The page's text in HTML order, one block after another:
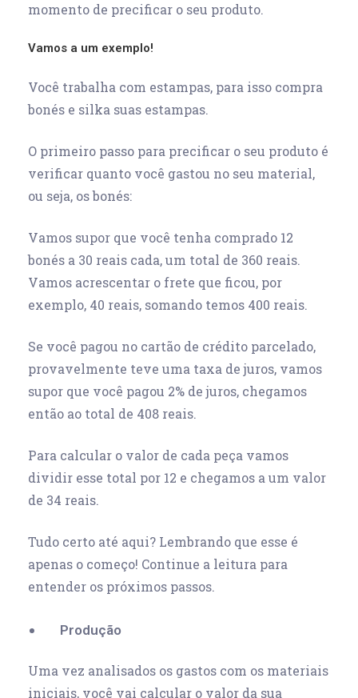
momento de precificar o seu produto.
Vamos a um exemplo!
Você trabalha com estampas, para isso compra
bonés e silka suas estampas.
O primeiro passo para precificar o seu produto é
verificar quanto você gastou no seu material,
ou seja, os bonés:
Vamos supor que você tenha comprado 12
bonés a 30 reais cada, um total de 360 reais.
Vamos acrescentar o frete que ficou, por
exemplo, 40 reais, somando temos 400 reais.
Se você pagou no cartão de crédito parcelado,
provavelmente teve uma taxa de juros, vamos
supor que você pagou 2% de juros, chegamos
então ao total de 408 reais.
Para calcular o valor de cada peça vamos
dividir esse total por 12 e chegamos a um valor
de 34 reais.
Tudo certo até aqui? Lembrando que esse é
apenas o começo! Continue a leitura para
entender os próximos passos.
Produção
Uma vez analisados os gastos com os materiais
iniciais, você vai calcular o valor da sua